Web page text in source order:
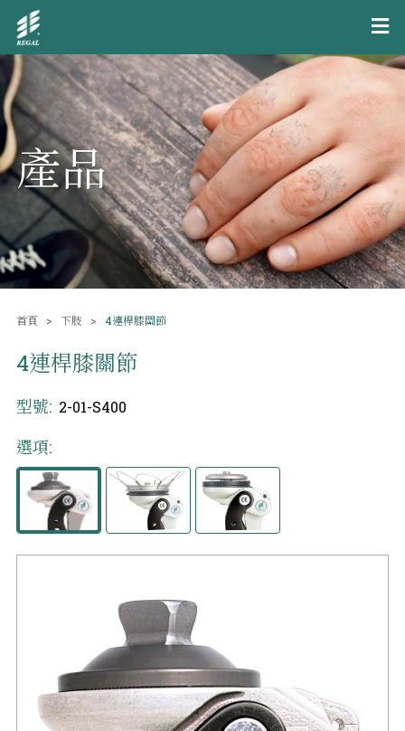
產品
首頁 下肢 4連桿膝關節
4連桿膝關節
型號: 2-01-S400
選項: